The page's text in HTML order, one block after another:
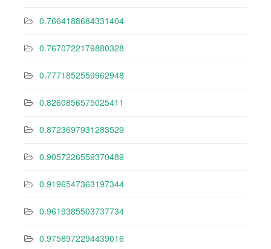
0.7664188684331404
0.7670722179880328
0.7771852559962948
0.8260856575025411
0.8723697931283529
0.9057226559370489
0.9196547363197344
0.9619385503737734
0.9758972294439016